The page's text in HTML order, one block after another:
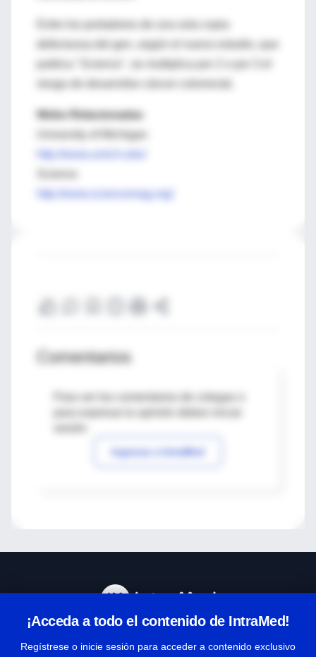
defectuosa del gen, según el nuevo estudio, que
riesgo de desarrollar cáncer colorrectal.
Webs Relacionadas
University of Michigan
http://www.sciencemag.org/
Comentarios
Para ver los comentarios de colegas o
Ingresar a IntraMed
¡Acceda a todo el contenido de IntraMed!
Regístrese o inicie sesión para acceder a contenido exclusivo